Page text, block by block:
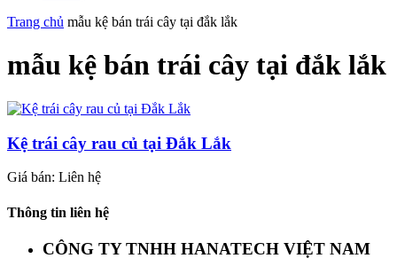
Trang chủ mẫu kệ bán trái cây tại đắk lắk
mẫu kệ bán trái cây tại đắk lắk
Kệ trái cây rau củ tại Đắk Lắk
Giá bán: Liên hệ
Thông tin liên hệ
CÔNG TY TNHH HANATECH VIỆT NAM